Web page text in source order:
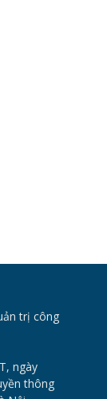
trị công
ngày
thông